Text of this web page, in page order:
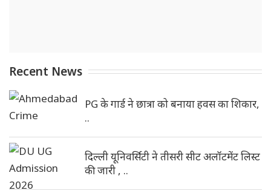
Recent News
PG के गार्ड ने छात्रा को बनाया हवस का शिकार,
..
दिल्ली यूनिवर्सिटी ने तीसरी सीट अलॉटमेंट लिस्ट
की जारी , ..